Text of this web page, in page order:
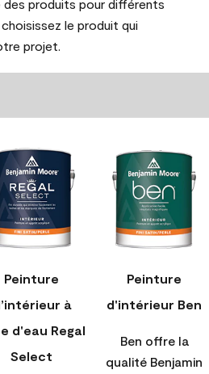
des produits pour différents
le produit qui
projet.
Peinture
à
d'eau Regal
Select
Peinture
d'intérieur Ben
Ben offre la
qualité Benjamin